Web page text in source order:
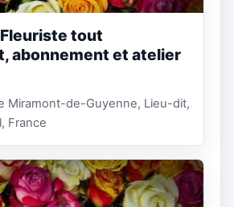
tout
abonnement et atelier
Miramont-de-Guyenne, Lieu-dit,
France